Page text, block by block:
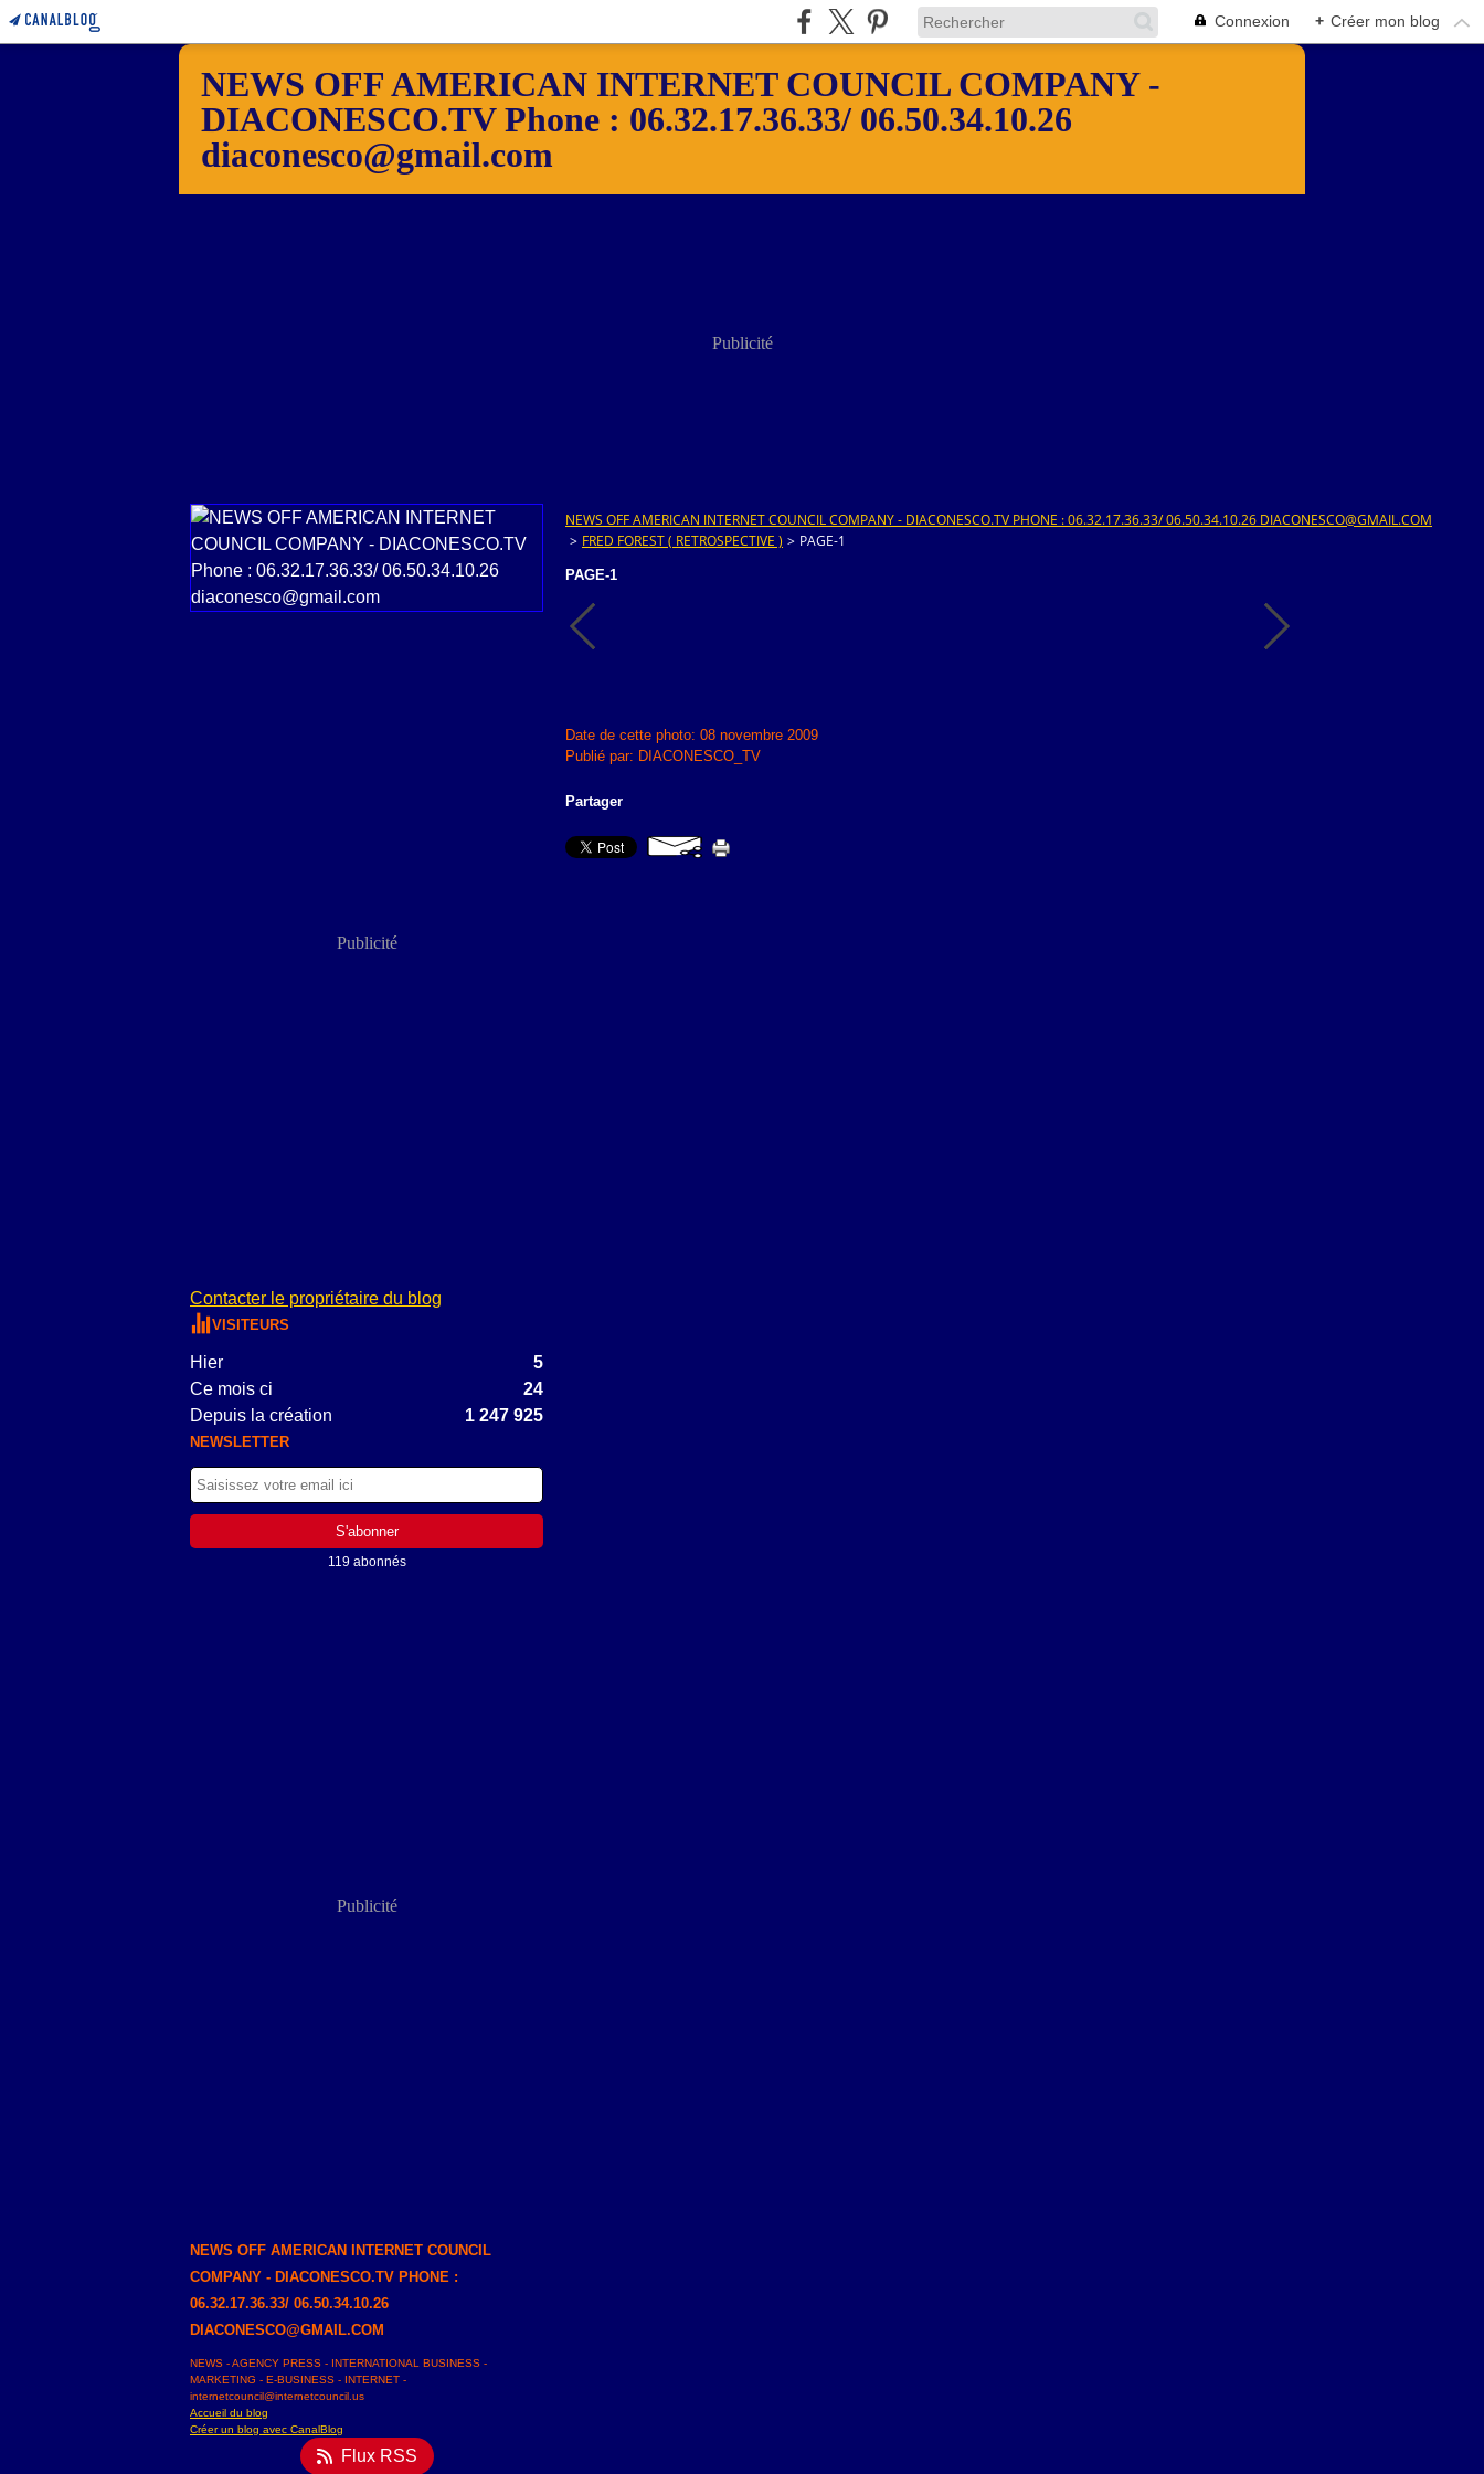
Connexion + Créer mon blog
NEWS OFF AMERICAN INTERNET COUNCIL COMPANY -
DIACONESCO.TV Phone : 06.32.17.36.33/ 06.50.34.10.26
diaconesco@gmail.com
Publicité
Publicité
Contacter le propriétaire du blog
VISITEURS
Hier
5
Ce mois ci
24
Depuis la création
1 247 925
NEWSLETTER
119 abonnés
Publicité
NEWS OFF AMERICAN INTERNET COUNCIL
COMPANY - DIACONESCO.TV PHONE :
06.32.17.36.33/ 06.50.34.10.26
DIACONESCO@GMAIL.COM
NEWS - AGENCY PRESS - INTERNATIONAL BUSINESS -
MARKETING - E-BUSINESS - INTERNET -
internetcouncil@internetcouncil.us
Accueil du blog
Créer un blog avec CanalBlog
Flux RSS
NEWS OFF AMERICAN INTERNET COUNCIL COMPANY - DIACONESCO.TV PHONE : 06.32.17.36.33/ 06.50.34.10.26 DIACONESCO@GMAIL.COM
> FRED FOREST ( RETROSPECTIVE ) > PAGE-1
PAGE-1
Date de cette photo: 08 novembre 2009
Publié par: DIACONESCO_TV
Partager